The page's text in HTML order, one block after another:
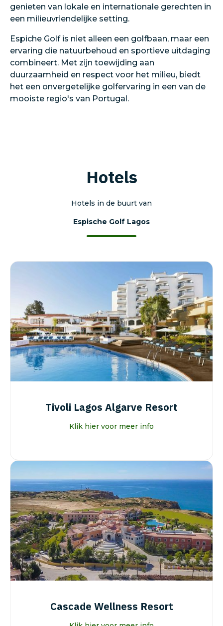
genieten van lokale en internationale gerechten in
een milieuvriendelijke setting.
Espiche Golf is niet alleen een golfbaan, maar een
ervaring die natuurbehoud en sportieve uitdaging
combineert. Met zijn toewijding aan
duurzaamheid en respect voor het milieu, biedt
het een onvergetelijke golfervaring in een van de
mooiste regio's van Portugal.​
Hotels
Hotels in de buurt van
Espische Golf Lagos
Tivoli Lagos Algarve Resort
Klik hier voor meer info
Cascade Wellness Resort